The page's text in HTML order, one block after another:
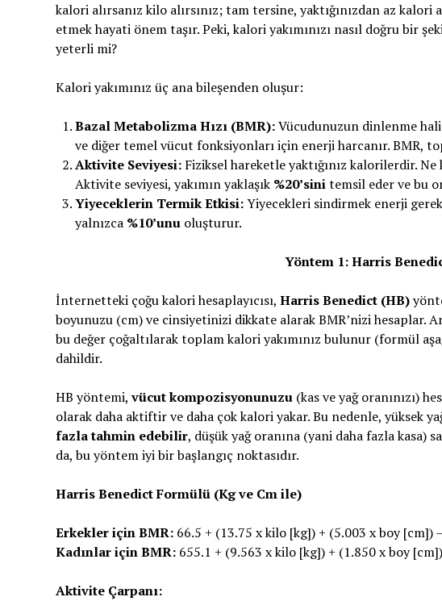
kalori alırsanız kilo alırsınız; tam tersine, yaktığınızdan az
etmek hayati önem taşır. Peki, kalori yakımınızı nasıl doğru bir
yeterli mi?
Kalori yakımınız üç ana bileşenden oluşur:
Bazal Metabolizma Hızı (BMR):Vücudunuzun dinlenme
ve diğer temel vücut fonksiyonları için enerji harcanır. BMR,
Aktivite Seviyesi:Fiziksel hareketle yaktığınız kalorilerdir.
Aktivite seviyesi, yakımın yaklaşık %20’sinitemsil eder ve bu
Yiyeceklerin Termik Etkisi:Yiyecekleri sindirmek enerji
yalnızca %10’unuoluşturur.
Yöntem 1: Harris
İnternetteki çoğu kalori hesaplayıcısı, Harris Benedict (HB)
boyunuzu (cm) ve cinsiyetinizi dikkate alarak BMR’nizi hesaplar.
bu değer çoğaltılarak toplam kalori yakımınız bulunur (formül
dahildir.
HB yöntemi,vücut kompozisyonunuzu(kas ve yağ oranınızı)
olarak daha aktiftir ve daha çok kalori yakar. Bu nedenle, yüksek
fazla tahmin edebilir, düşük yağ oranına (yani daha fazla kasa)
da, bu yöntem iyi bir başlangıç noktasıdır.
Harris Benedict Formülü (Kg ve Cm ile)
Erkekler için BMR:66.5 + (13.75 x kilo [kg]) + (5.003 x boy [cm])
Kadınlar için BMR:655.1 + (9.563 x kilo [kg]) + (1.850 x boy
Aktivite Çarpanı: